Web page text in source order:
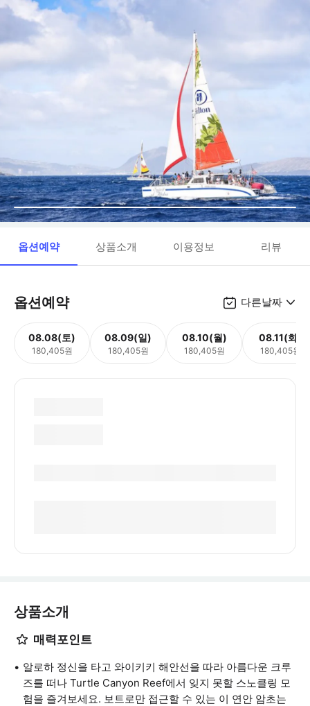
옵션예약 상품소개 이용정보 리뷰
옵션예약 다른날짜
08.08(토)
180,405원
08.09(일)
180,405원
08.10(월)
180,405원
08.11(화)
180,405원
상품소개
매력포인트
알로하 정신을 타고 와이키키 해안선을 따라 아름다운 크루
즈를 떠나 Turtle Canyon Reef에서 잊지 못할 스노클링 모
험을 즐겨보세요. 보트로만 접근할 수 있는 이 연안 암초는